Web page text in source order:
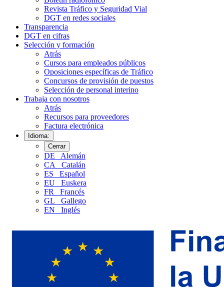
Revista Tráfico y Seguridad Vial
DGT en redes sociales
Transparencia
DGT en cifras
Selección y formación
Atrás
Cursos para empleados públicos
Oposiciones específicas de Tráfico
Concursos de provisión de puestos
Selección de personal interino
Trabaja con nosotros
Atrás
Recursos para proveedores
Factura electrónica
Idioma:
Cerrar
DE
Alemán
CA
Catalán
ES
Español
EU
Euskera
FR
Francés
GL
Gallego
EN
Inglés